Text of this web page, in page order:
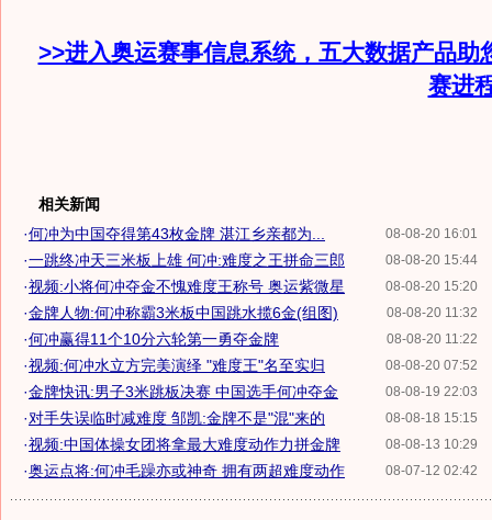
>>进入奥运赛事信息系统，五大数据产品助
赛进
相关新闻
08-08-20 16:01
·何冲为中国夺得第43枚金牌 湛江乡亲都为...
08-08-20 15:44
·一跳终冲天三米板上雄 何冲:难度之王拼命三郎
08-08-20 15:20
·视频:小将何冲夺金不愧难度王称号 奥运紫微星
08-08-20 11:32
·金牌人物:何冲称霸3米板中国跳水揽6金(组图)
08-08-20 11:22
·何冲赢得11个10分六轮第一勇夺金牌
08-08-20 07:52
·视频:何冲水立方完美演绎 "难度王"名至实归
08-08-19 22:03
·金牌快讯:男子3米跳板决赛 中国选手何冲夺金
08-08-18 15:15
·对手失误临时减难度 邹凯:金牌不是"混"来的
08-08-13 10:29
·视频:中国体操女团将拿最大难度动作力拼金牌
08-07-12 02:42
·奥运点将:何冲毛躁亦或神奇 拥有两超难度动作